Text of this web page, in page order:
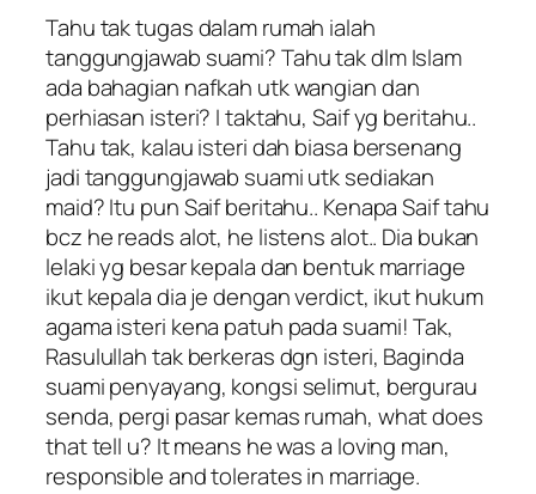
Tahu tak tugas dalam rumah ialah
tanggungjawab suami? Tahu tak dlm Islam
ada bahagian nafkah utk wangian dan
perhiasan isteri? I taktahu, Saif yg beritahu..
Tahu tak, kalau isteri dah biasa bersenang
jadi tanggungjawab suami utk sediakan
maid? Itu pun Saif beritahu.. Kenapa Saif tahu
bcz he reads alot, he listens alot.. Dia bukan
lelaki yg besar kepala dan bentuk marriage
ikut kepala dia je dengan verdict, ikut hukum
agama isteri kena patuh pada suami! Tak,
Rasulullah tak berkeras dgn isteri, Baginda
suami penyayang, kongsi selimut, bergurau
senda, pergi pasar kemas rumah, what does
that tell u? It means he was a loving man,
responsible and tolerates in marriage.